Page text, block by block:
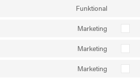
gdpr-
Funktional
service
Marketing
Consent
service
google-
Marketing
Consent
service
Marketing
Consent